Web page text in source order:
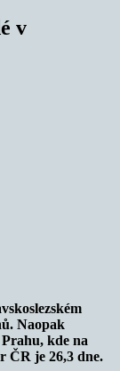
v
Naopak
kde na
ČR je 26,3 dne.